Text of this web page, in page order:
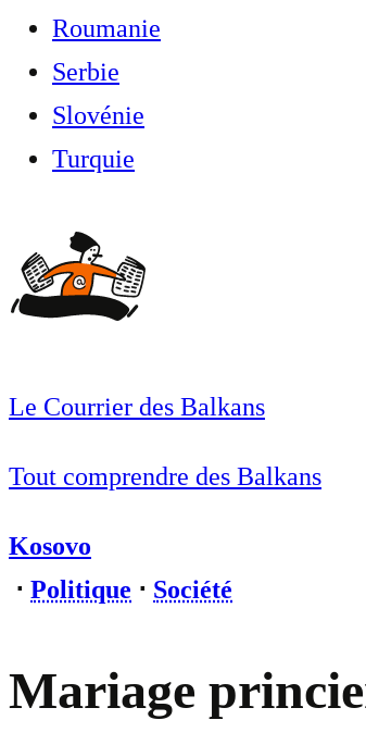
Roumanie
Serbie
Slovénie
Turquie
Le Courrier des Balkans
Tout comprendre des Balkans
Kosovo
⋅ Politique ⋅ Société
Mariage